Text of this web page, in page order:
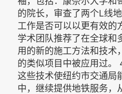
的院长，审查了两个L线
工作是否可以以更有效的
学术团队推荐了在全球和
用的新的施工方法和技术
的类似项目中被应用过。
这些技术使纽约市交通局
中，继续提供地铁服务，